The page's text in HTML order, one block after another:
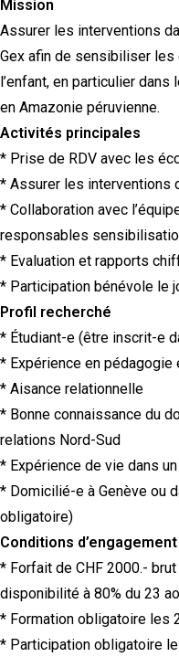
Mission
Assurer les interventions
Gex afin de sensibiliser
l’enfant, en particulier
en Amazonie péruvienne.
Activités principales
* Prise de RDV avec les
* Assurer les interventions
* Collaboration avec
responsables
* Evaluation et rapports
* Participation bénévole le
Profil recherché
* Étudiant-e (être inscrit-e
* Expérience en pédagogie
* Aisance relationnelle
* Bonne connaissance du
relations Nord-Sud
* Expérience de vie dans
* Domicilié-e à Genève ou
obligatoire)
Conditions d’engagement
* Forfait de CHF 2000.-
disponibilité à 80% du 23
* Formation obligatoire les
* Participation obligatoire